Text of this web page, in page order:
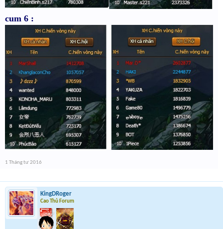
cum 6 :
1 Tháng tư 2016
KingDRoger
Cao Thủ Forum